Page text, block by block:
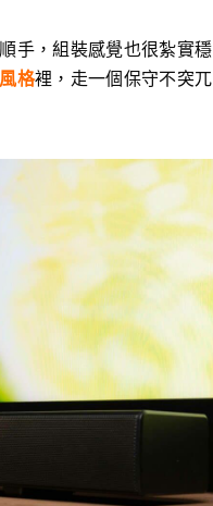
手，組裝感覺也很紮實穩
格裡，走一個保守不突兀